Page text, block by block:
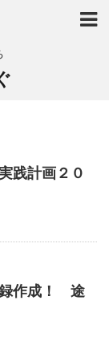
践計画２０
録作成！ 途